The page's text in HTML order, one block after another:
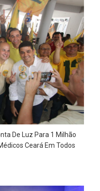
De Luz Para 1 Milhão
Ceará Em Todos